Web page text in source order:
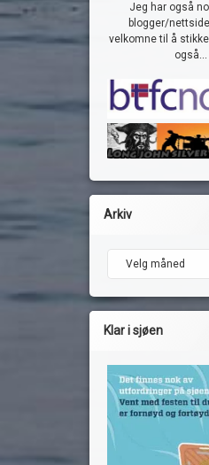
Jeg har også
blogger/
velkomne til å
også...
Arkiv
Arkiv
Klar i sjøen